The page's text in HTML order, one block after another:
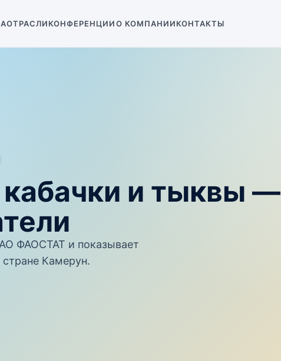
ОТРАСЛИКОНФЕРЕНЦИИО КОМПАНИИКОНТАКТЫ
и тыквы —
ФАОСТАТ и показывает
Камерун.